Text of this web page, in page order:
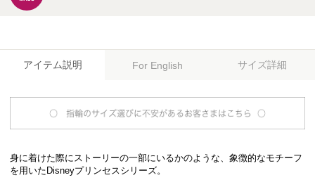
アイテム説明 For English サイズ詳細
身に着けた際にストーリーの一部にいるかのような、象徴的なモチーフ
を用いたDisneyプリンセスシリーズ。